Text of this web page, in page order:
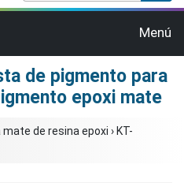
Menú
de pigmento para
epoxi mate
mate de resina epoxi › KT-